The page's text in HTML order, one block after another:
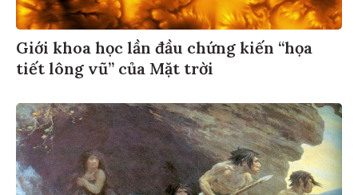
Giới khoa học lần đầu chứng kiến “họa
tiết lông vũ” của Mặt trời